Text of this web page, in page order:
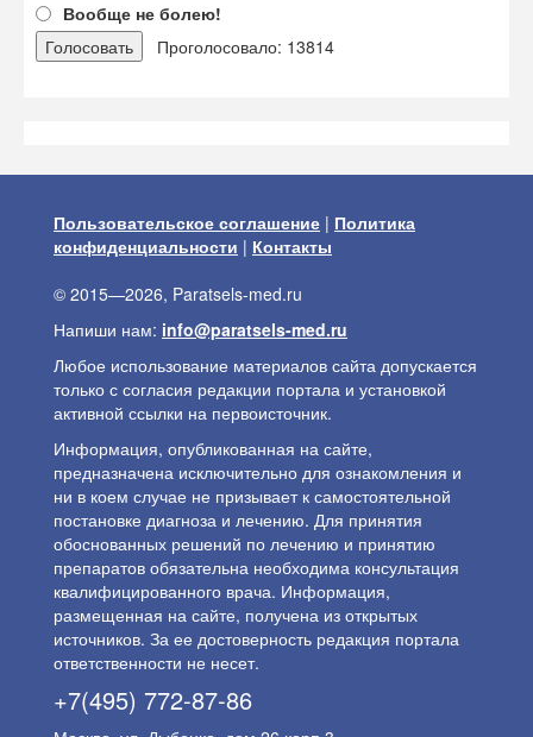
Вообще не болею!
Проголосовало: 13814
Пользовательское соглашение | Политика
конфиденциальности | Контакты
© 2015—2026, Paratsels-med.ru
Напиши нам: info@paratsels-med.ru
Любое использование материалов сайта допускается
только с согласия редакции портала и установкой
активной ссылки на первоисточник.
Информация, опубликованная на сайте,
предназначена исключительно для ознакомления и
ни в коем случае не призывает к самостоятельной
постановке диагноза и лечению. Для принятия
обоснованных решений по лечению и принятию
препаратов обязательна необходима консультация
квалифицированного врача. Информация,
размещенная на сайте, получена из открытых
источников. За ее достоверность редакция портала
ответственности не несет.
+7(495) 772-87-86